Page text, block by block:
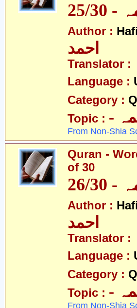
30
Author :
احمد
Translator :
Language :
Category :
Topic :
From Non-Shia
Quran -
of 30
30
Author :
احمد
Translator :
Language :
Category :
Topic :
From Non-Shia